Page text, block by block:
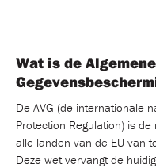
Wat is de
De AVG (de internationale
Protection Regulation) is
alle landen van de EU van
Deze wet vervangt de